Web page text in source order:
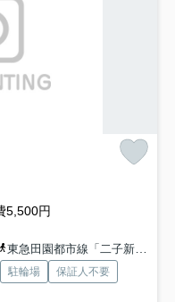
5,500円
東急田園都市線「二子新地」駅 徒歩9分
駐輪場
保証人不要